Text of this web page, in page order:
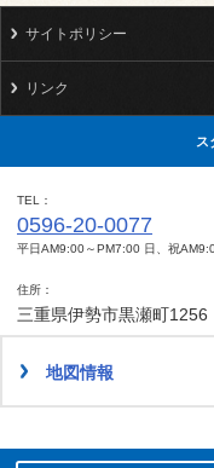
サイトポリシー
リンク
ス
TEL
0596-20-0077
平日AM9:00～PM7:00 日、祝
住所
三重県伊勢市黒瀬町1256
地図情報